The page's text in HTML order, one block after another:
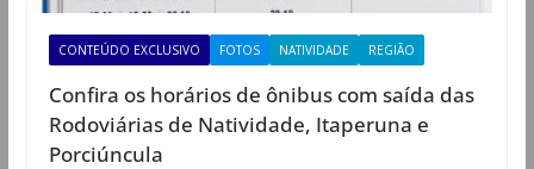
CONTEÚDO EXCLUSIVO FOTOS NATIVIDADE REGIÃO
Confira os horários de ônibus com saída das
Rodoviárias de Natividade, Itaperuna e
Porciúncula